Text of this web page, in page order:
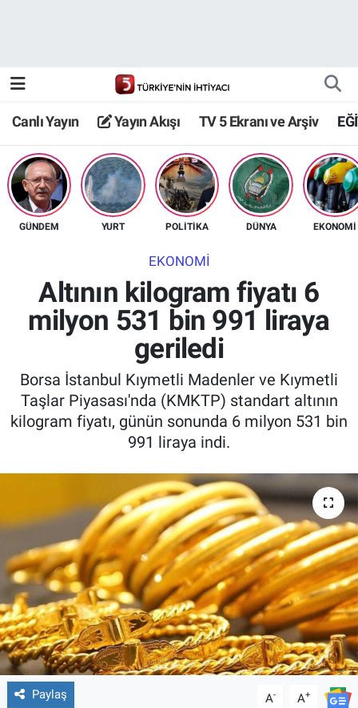
Canlı Yayın Yayın Akışı TV 5 Ekranı ve Arşiv
GÜNDEM YURT POLİTİKA DÜNYA EKONOMİ
EKONOMİ
Altının kilogram fiyatı 6
milyon 531 bin 991 liraya
geriledi
Borsa İstanbul Kıymetli Madenler ve Kıymetli
Taşlar Piyasası'nda (KMKTP) standart altının
kilogram fiyatı, günün sonunda 6 milyon 531 bin
991 liraya indi.
Paylaş A- A+
TV 5 Ekranı ve Arşiv